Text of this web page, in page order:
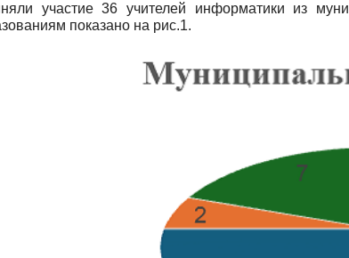
участие 36 учителей информатики из
показано на рис.1.